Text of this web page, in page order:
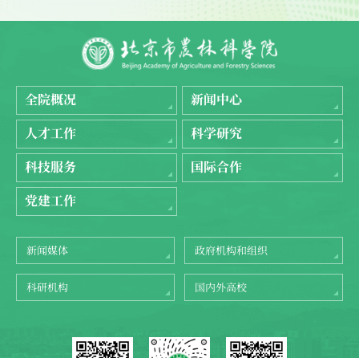
全院概况
新闻中心
人才工作
科学研究
科技服务
国际合作
党建工作
新闻媒体 政府机构和组织
科研机构 国内外高校